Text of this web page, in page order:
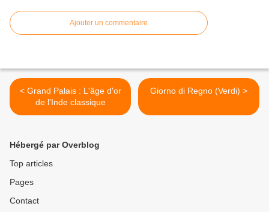
Ajouter un commentaire
< Grand Palais : L'âge d'or
de l'Inde classique
Giorno di Regno (Verdi) >
Hébergé par Overblog
Top articles
Pages
Contact